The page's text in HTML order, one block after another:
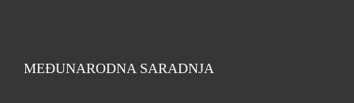
MEĐUNARODNA SARADNJA